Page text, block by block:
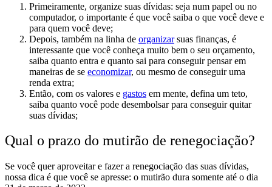
Primeiramente, organize suas dívidas: seja num papel ou no
computador, o importante é que você saiba o que você deve e
para quem você deve;
Depois, também na linha de organizarsuas finanças, é
interessante que você conheça muito bem o seu orçamento,
saiba quanto entra e quanto sai para conseguir pensar em
maneiras de se economizar, ou mesmo de conseguir uma
renda extra;
Então, com os valores e gastos em mente, defina um teto,
saiba quanto você pode desembolsar para conseguir quitar
suas dívidas;
Qual o prazo do mutirão de renegociação?
Se você quer aproveitar e fazer a renegociação das suas dívidas,
nossa dica é que você se apresse: o mutirão dura somente até o dia